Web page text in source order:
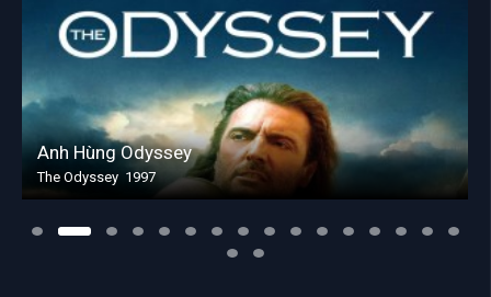
Anh Hùng Odyssey
The Odyssey 1997